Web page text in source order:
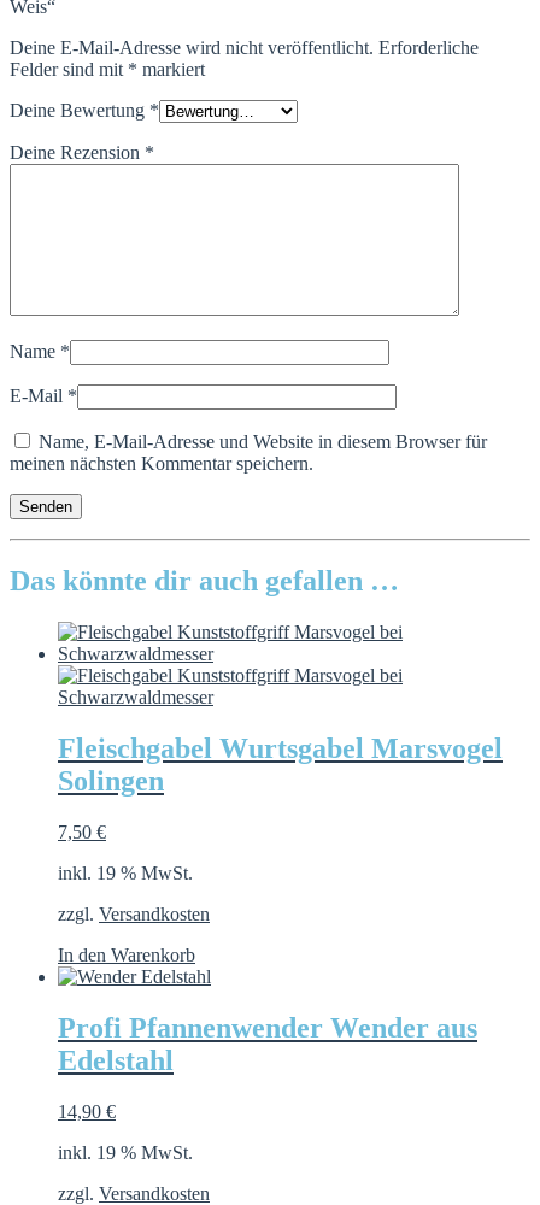
Weis“
Deine E-Mail-Adresse wird nicht veröffentlicht. Erforderliche
Felder sind mit * markiert
Deine Bewertung *
Deine Rezension *
Name *
E-Mail *
Name, E-Mail-Adresse und Website in diesem Browser für
meinen nächsten Kommentar speichern.
Das könnte dir auch gefallen …
Fleischgabel Wurtsgabel Marsvogel
Solingen
7,50 €
inkl. 19 % MwSt.
zzgl. Versandkosten
In den Warenkorb
Profi Pfannenwender Wender aus
Edelstahl
14,90 €
inkl. 19 % MwSt.
zzgl. Versandkosten